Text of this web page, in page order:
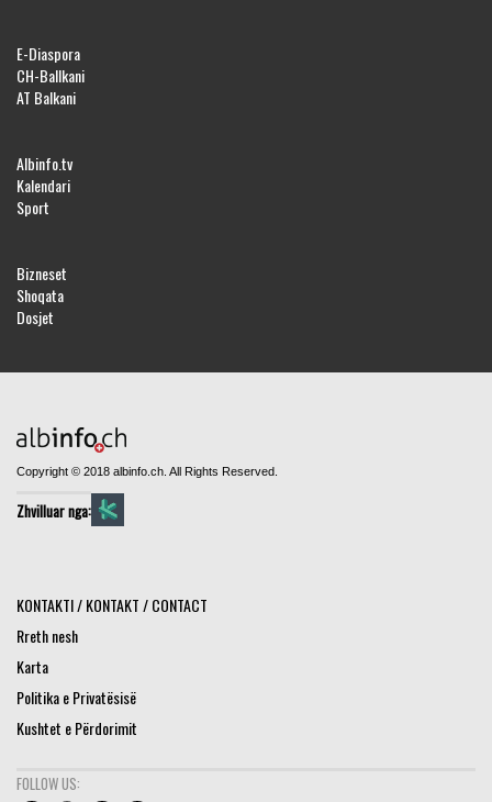
E-Diaspora
CH-Ballkani
AT Balkani
Albinfo.tv
Kalendari
Sport
Bizneset
Shoqata
Dosjet
Copyright © 2018 albinfo.ch. All Rights Reserved.
Zhvilluar nga:
KONTAKTI / KONTAKT / CONTACT
Rreth nesh
Karta
Politika e Privatësisë
Kushtet e Përdorimit
FOLLOW US: